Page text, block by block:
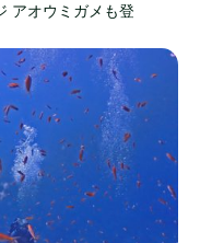
アオウミガメも登